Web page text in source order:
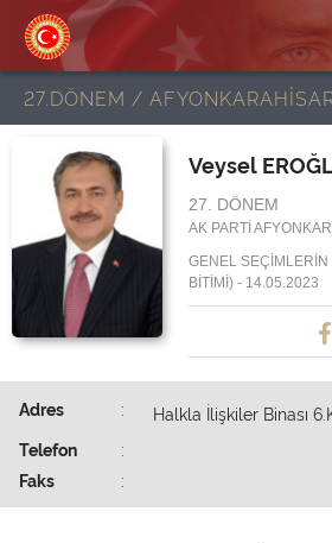
27.DÖNEM /
Veysel
27. DÖNEM
AK PARTİ
GENEL
BİTİMİ) - 14.05.2023
Adres :
Halkla İlişkiler Binası
Telefon
:
Faks
: